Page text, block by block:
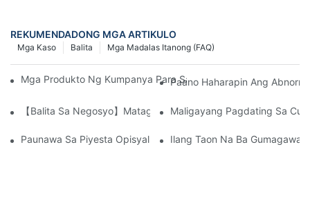
REKUMENDADONG MGA ARTIKULO
Mga Madalas Itanong (FAQ)
Balita
Mga Kaso
Mga Produkto Ng Kumpanya Para Sa Hapunan Ng Bagong
Paano Haharapin Ang
【Balita Sa Negosyo】Matagumpay Na Naipadala Ang
Maligayang Pagdating Sa
Paunawa Sa Piyesta Opisyal Ng Bagong Taon Ng Tsino 2026
Ilang Taon Na Ba Gumagawa